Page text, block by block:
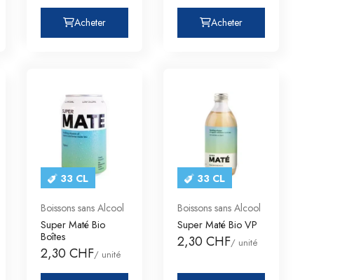
Acheter Acheter
33 CL
Boissons sans Alcool
Super Maté Bio
Boîtes
2,30 CHF/ unité
33 CL
Boissons sans Alcool
Super Maté Bio VP
2,30 CHF/ unité